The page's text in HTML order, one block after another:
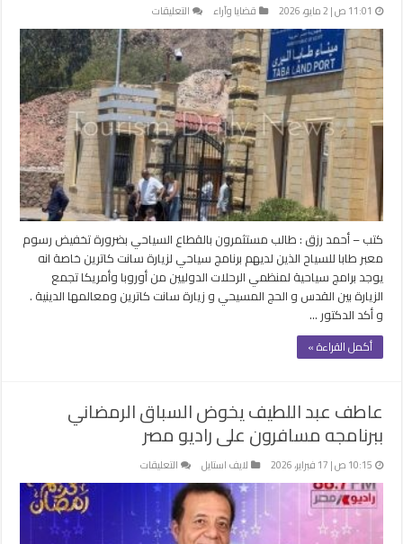
11:01 ص | 2 مايو، 2026 قضايا وآراء التعليقات
مطالب
بتخفيض
رسوم
معبر
طابا
لحاملي
التأشيرات
السياحية
ولديهم
برامج
مؤكدة
مغلقة
كتب – أحمد رزق : طالب مستثمرون بالقطاع السياحي بضرورة تخفيض رسوم
معبر طابا للسياح الذين لديهم برنامج سياحي لزيارة سانت كاترين خاصة انه
يوجد برامج سياحية لمنظمي الرحلات الدوليين من أوروبا وأمريكا تجمع
الزيارة بين القدس و الحج المسيحي و زيارة سانت كاترين ومعالمها الدينية .
و أكد الدكتور …
أكمل القراءة »
عاطف عبد اللطيف يخوض السباق الرمضاني
ببرنامجه مسافرون على راديو مصر
10:15 ص | 17 فبراير، 2026 لايف استايل التعليقات
عاطف
اللطيف